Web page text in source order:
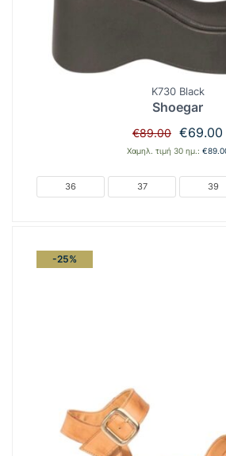
K730 Black
Shoegar
€89.00 Original
price
€89.00.
€69.00
Χαμηλ. τιμή 30 ημ.: €
36 37 39
-25%